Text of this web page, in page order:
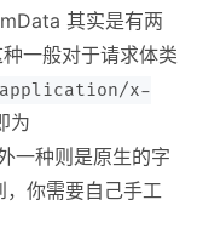
其实是有两
一般对于请求体类
application/x-
为
一种则是原生的字
，你需要自己手工